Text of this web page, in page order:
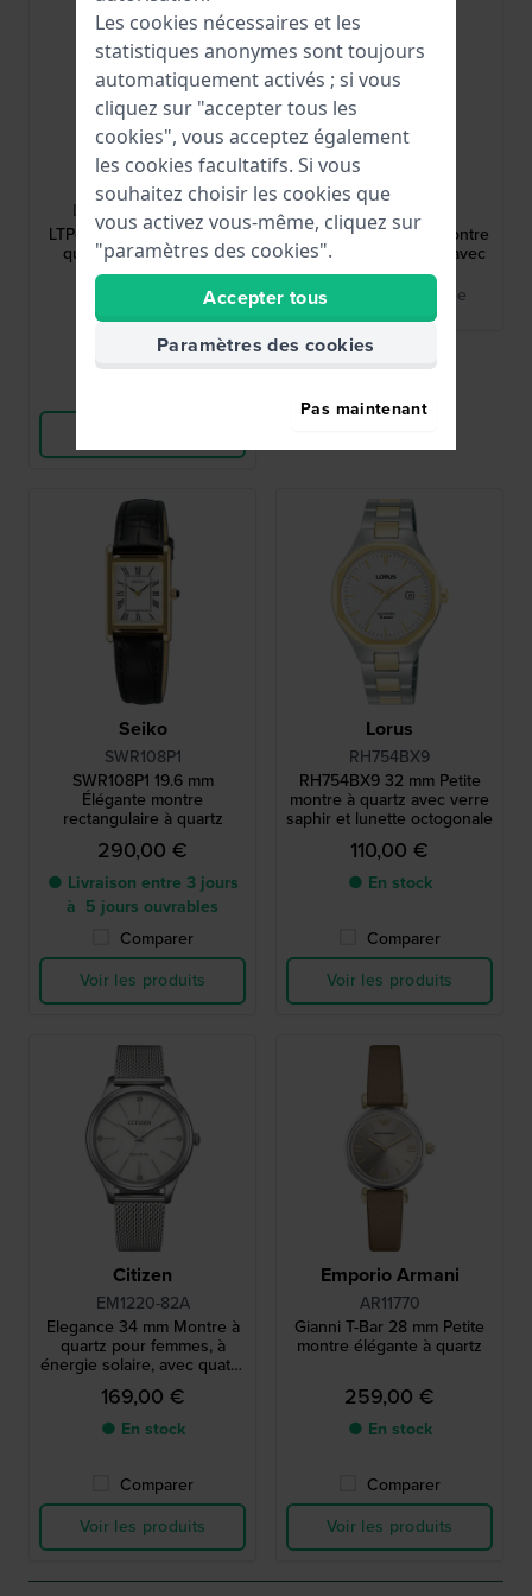
Casio
LTP-1234PGL-7AEG
LTP-1234 21 mm Montre à
quartz classique pour
femme
● En stock
96P250
Lady Sutton 28 mm Montre
à quartz pour femme avec
11 diamants
Collection Historique
Seiko
SWR108P1
SWR108P1 19.6 mm
Élégante montre
rectangulaire à quartz
290,00 €
● Livraison entre 3 jours
à 5 jours ouvrables
Comparer
Voir les produits
Lorus
RH754BX9
RH754BX9 32 mm Petite
montre à quartz avec verre
saphir et lunette octogonale
110,00 €
● En stock
Comparer
Voir les produits
Citizen
EM1220-82A
Elegance 34 mm Montre à
quartz pour femmes, à
énergie solaire, avec quatre
index en cristal
169,00 €
● En stock
Comparer
Voir les produits
Emporio Armani
AR11770
Gianni T-Bar 28 mm Petite
montre élégante à quartz
259,00 €
● En stock
Comparer
Voir les produits
Les cookies nécessaires et les
statistiques anonymes sont toujours
automatiquement activés ; si vous
cliquez sur "accepter tous les
cookies", vous acceptez également
les cookies facultatifs. Si vous
souhaitez choisir les cookies que
vous activez vous-même, cliquez sur
"paramètres des cookies".
Accepter tous
Paramètres des cookies
Pas maintenant